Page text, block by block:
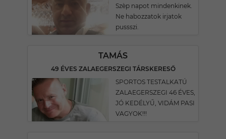
Szèp napot mindenkinek.
Ne habozzatok irjatok
pussszi.
TAMÁS
49 ÉVES ZALAEGERSZEGI TÁRSKERESŐ
SPORTOS TESTALKATÚ
ZALAEGERSZEGI 46 ÉVES,
JÓ KEDÉLYŰ, VIDÁM PASI
VAGYOK!!!